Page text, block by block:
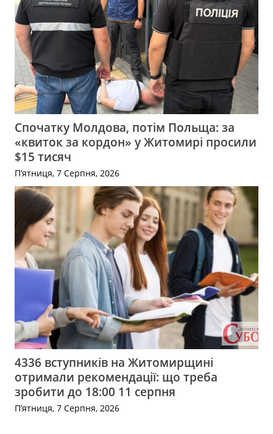
Спочатку Молдова, потім Польща: за
«квиток за кордон» у Житомирі просили
$15 тисяч
П’ятниця, 7 Серпня, 2026
4336 вступників на Житомирщині
отримали рекомендації: що треба
зробити до 18:00 11 серпня
П’ятниця, 7 Серпня, 2026